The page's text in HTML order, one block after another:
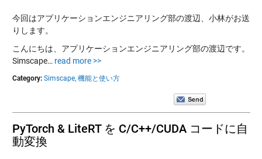
今回はアプリケーションエンジニアリング部の渡辺、小林がお送
りします。
こんにちは、アプリケーションエンジニアリング部の渡辺です。
Simscape… read more >>
Category: Simscape, 機能と使い方
PyTorch & LiteRT を C/C++/CUDA コードに自
動変換